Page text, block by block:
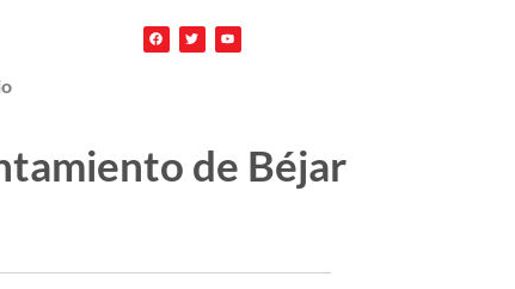
de Béjar